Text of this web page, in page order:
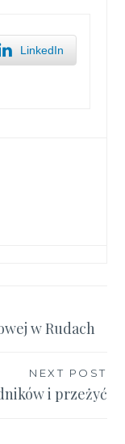
LinkedIn
w Rudach
NEXT POST
i przeżyć